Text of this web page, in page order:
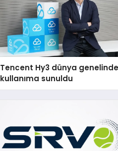
Tencent Hy3 dünya
kullanıma sunuldu